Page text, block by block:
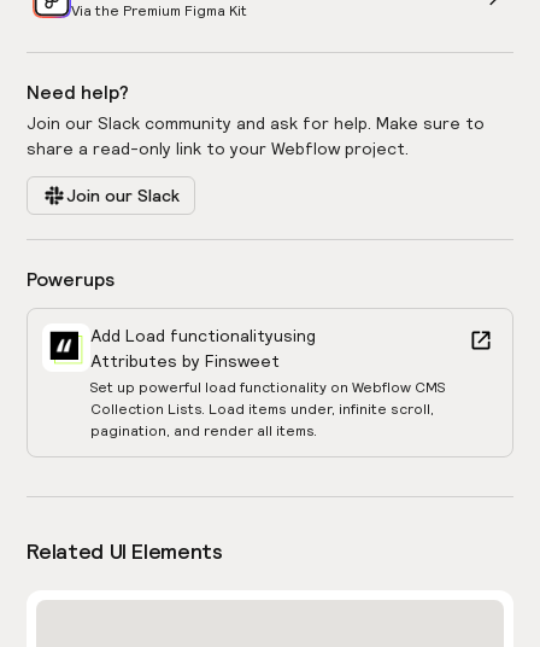
Via the Premium Figma Kit
Need help?
Join our Slack community and ask for help. Make sure to
share a read-only link to your Webflow project.
Join our Slack
Powerups
Add Load functionalityusing
Attributes by Finsweet
Set up powerful load functionality on Webflow CMS
Collection Lists. Load items under, infinite scroll,
pagination, and render all items.
Related UI Elements